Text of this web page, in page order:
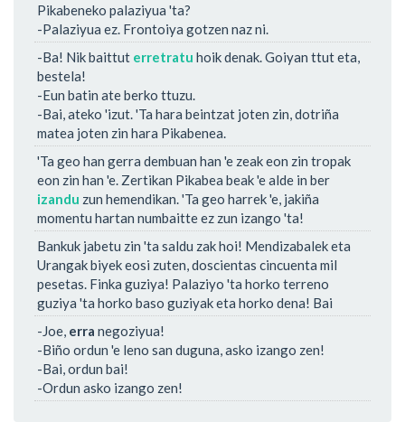
Pikabeneko palaziyua 'ta?
-Palaziyua ez. Frontoiya gotzen naz ni.
-Ba! Nik baittut erretratu hoik denak. Goiyan ttut eta,
bestela!
-Eun batin ate berko ttuzu.
-Bai, ateko 'izut. 'Ta hara beintzat joten zin, dotriña
matea joten zin hara Pikabenea.
'Ta geo han gerra dembuan han 'e zeak eon zin tropak
eon zin han 'e. Zertikan Pikabea beak 'e alde in ber
izandu zun hemendikan. 'Ta geo harrek 'e, jakiña
momentu hartan numbaitte ez zun izango 'ta!
Bankuk jabetu zin 'ta saldu zak hoi! Mendizabalek eta
Urangak biyek eosi zuten, doscientas cincuenta mil
pesetas. Finka guziya! Palaziyo 'ta horko terreno
guziya 'ta horko baso guziyak eta horko dena! Bai
-Joe, erra negoziyua!
-Biño ordun 'e leno san duguna, asko izango zen!
-Bai, ordun bai!
-Ordun asko izango zen!